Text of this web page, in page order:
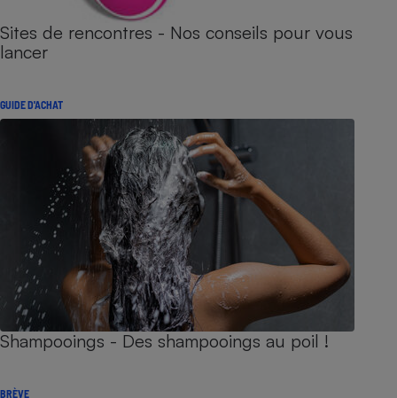
Sites de rencontres - Nos conseils pour vous
lancer
GUIDE D'ACHAT
Shampooings - Des shampooings au poil !
BRÈVE